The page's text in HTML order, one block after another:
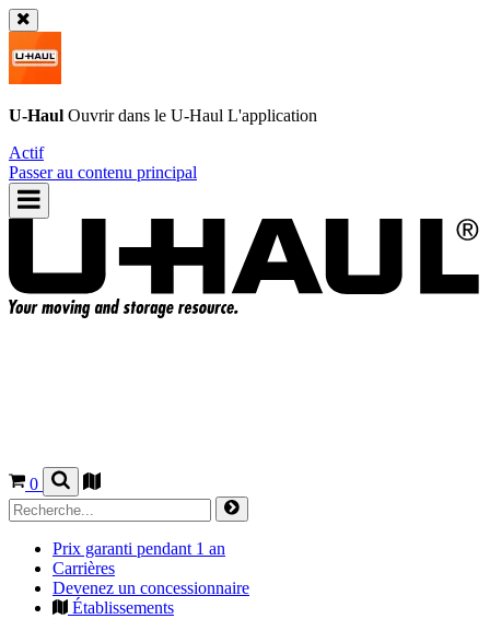
U-Haul Ouvrir dans le U-Haul L'application
Actif
Passer au contenu principal
0
Prix garanti pendant 1 an
Carrières
Devenez un concessionnaire
Établissements